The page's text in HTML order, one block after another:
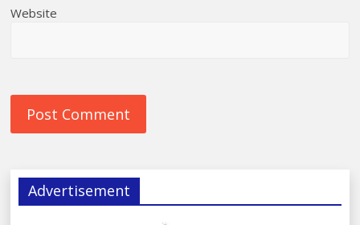
Website
Advertisement